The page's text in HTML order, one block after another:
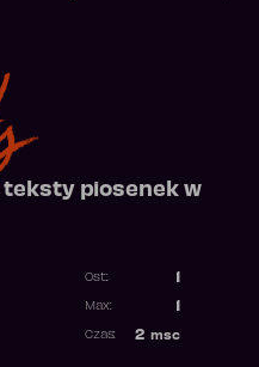
piosenek w
Ost.:
Max:
2 msc
Czas: